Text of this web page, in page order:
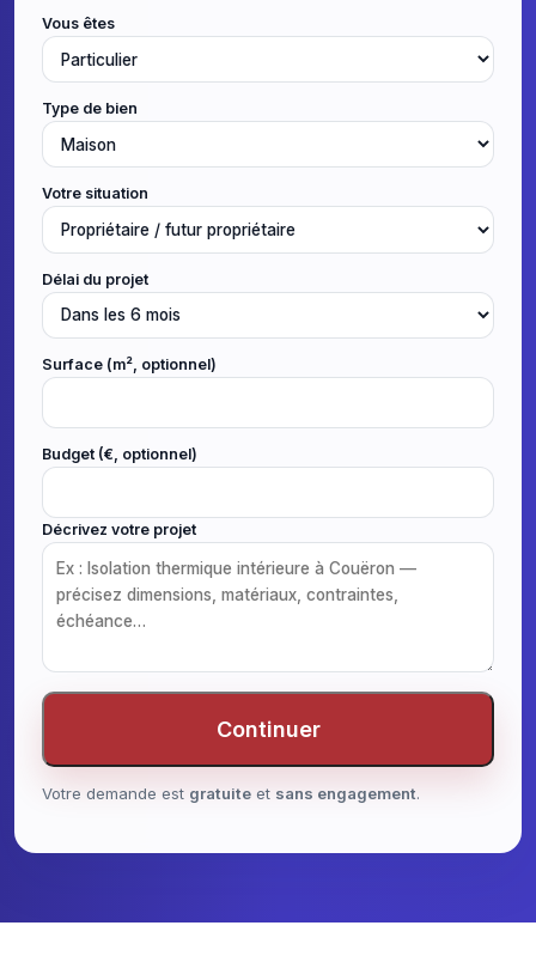
Vous êtes
Type de bien
Votre situation
Délai du projet
Surface (m², optionnel)
Budget (€, optionnel)
Décrivez votre projet
Continuer
Votre demande est gratuite et sans engagement.